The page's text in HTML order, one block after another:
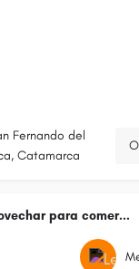
Fernando del
Catamarca
para comer...